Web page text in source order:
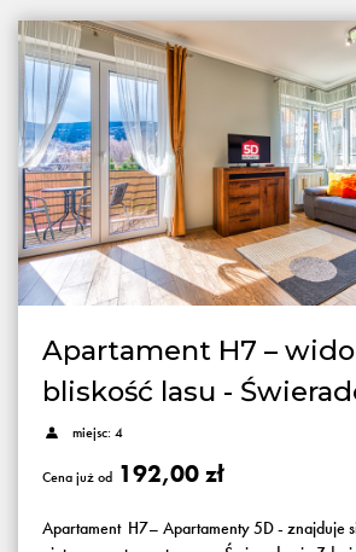
Apartament H7 –
bliskość lasu -
miejsc: 4
Cena już od 192,00 zł
Apartament H7– Apartamenty 5D - znajduje